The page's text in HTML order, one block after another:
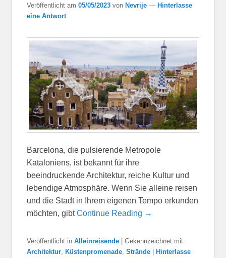
Veröffentlicht am05/05/2023 von Nevrije — Hinterlasse
eine Antwort
Barcelona, die pulsierende Metropole
Kataloniens, ist bekannt für ihre
beeindruckende Architektur, reiche Kultur und
lebendige Atmosphäre. Wenn Sie alleine reisen
und die Stadt in Ihrem eigenen Tempo erkunden
möchten, gibtContinue Reading →
Veröffentlicht in Alleinreisende |Gekennzeichnet mit
Architektur, Küstenpromenade,Strände
Hinterlasse